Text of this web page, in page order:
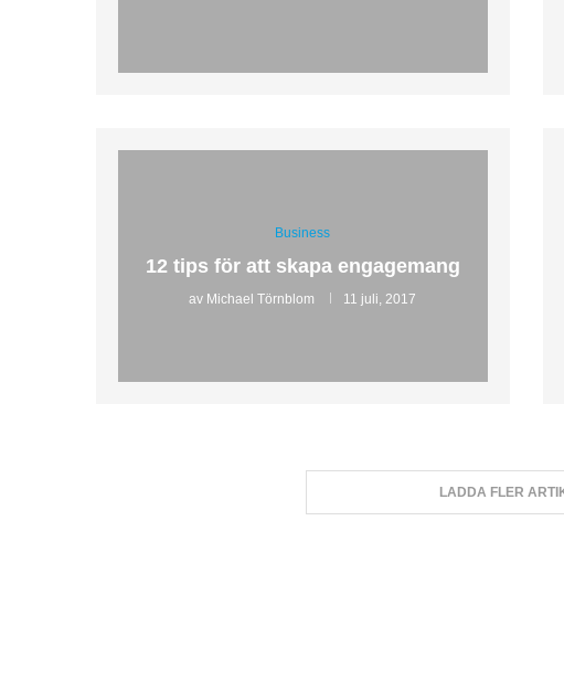
Business
12 tips för att skapa engagemang
av Michael Törnblom 11 juli, 2017
LADDA FLER